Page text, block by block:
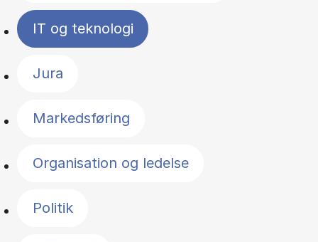
IT og teknologi
Jura
Markedsføring
Organisation og ledelse
Politik